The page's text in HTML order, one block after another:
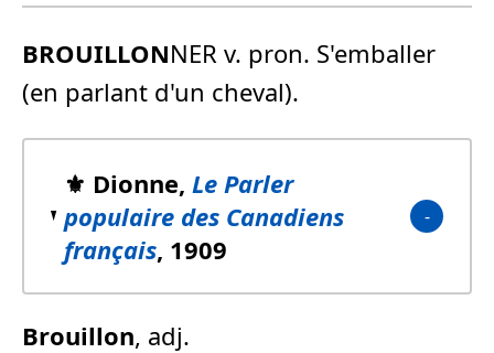
BROUILLONNER v. pron. S'emballer
(en parlant d'un cheval).
⚜️ Dionne, Le Parler
populaire des Canadiens
français, 1909
Brouillon, adj.